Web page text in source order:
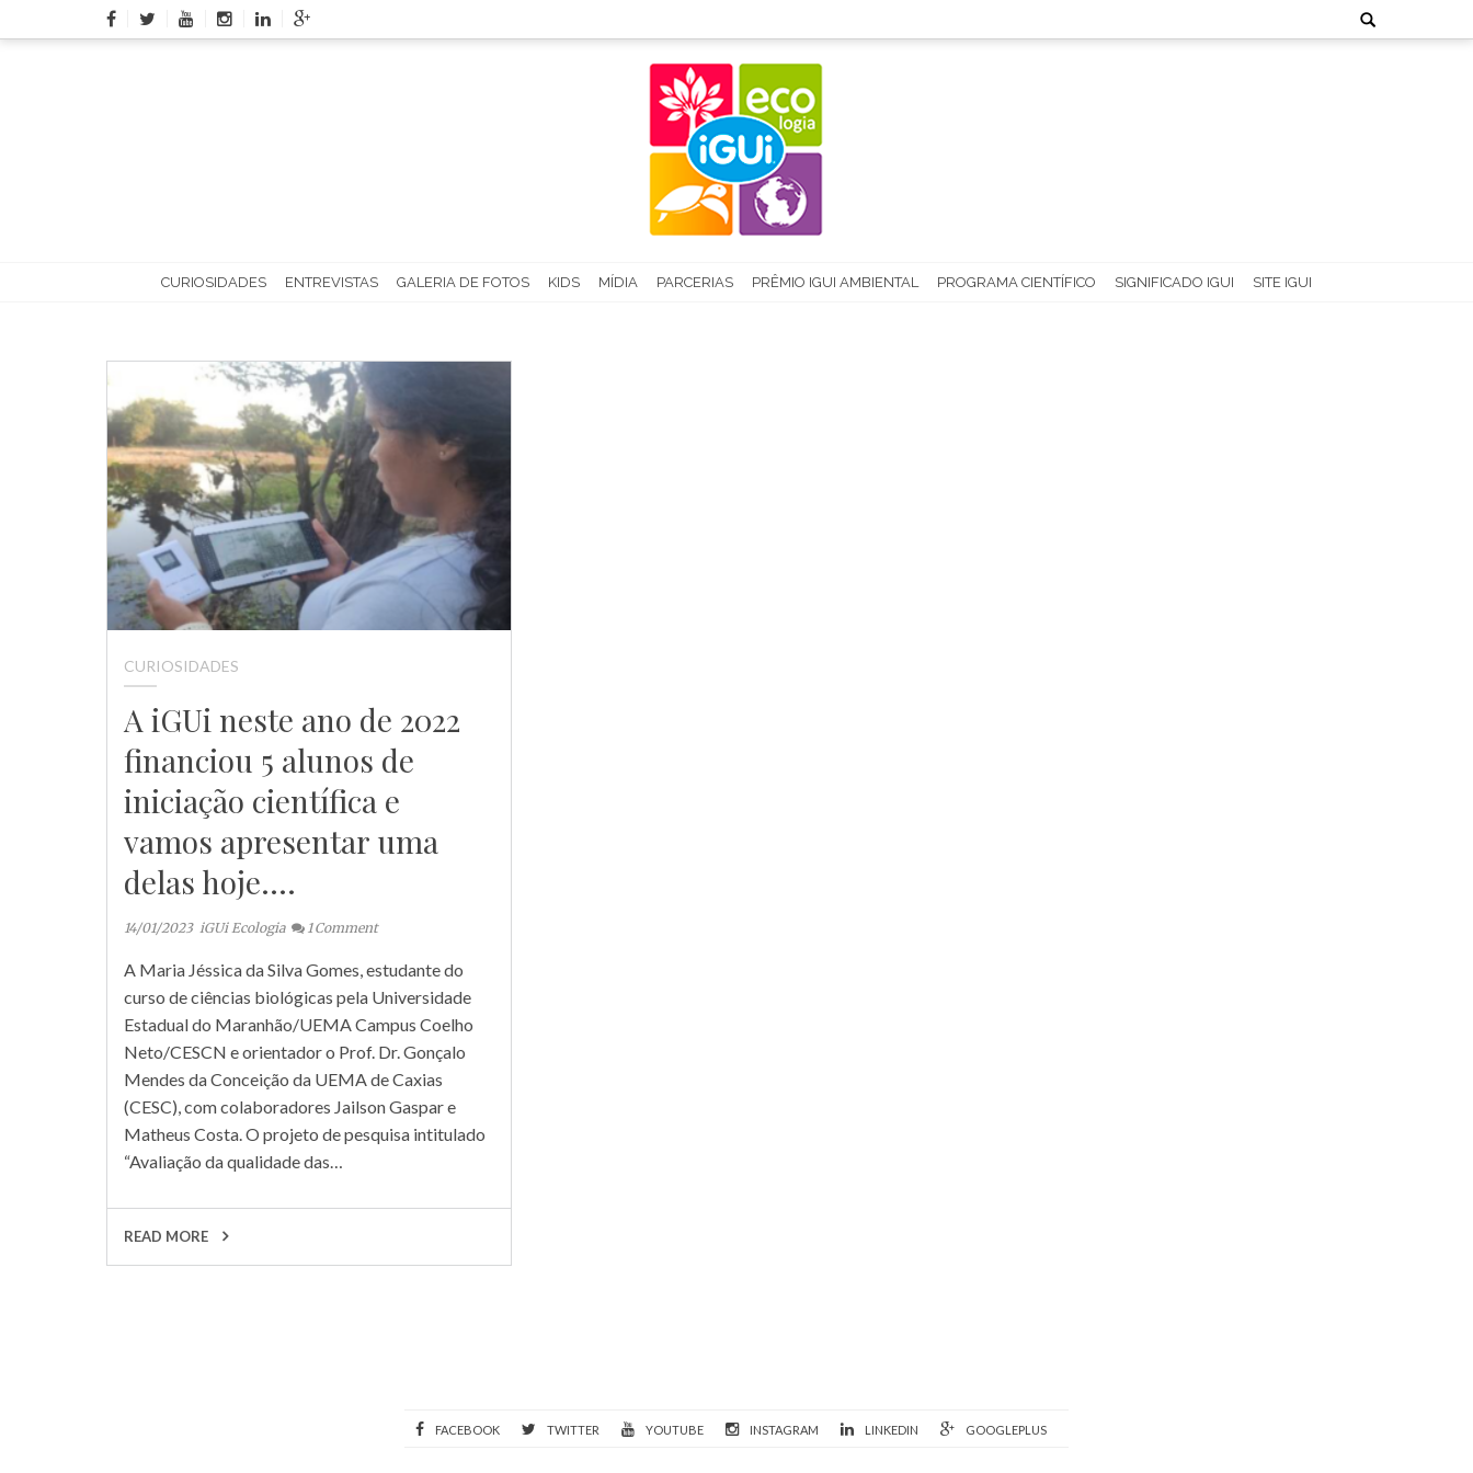
to
Search
for:
CURIOSIDADES ENTREVISTAS GALERIA DE FOTOS KIDS MÍDIA PARCERIAS PRÊMIO IGUI AMBIENTAL PROGRAMA CIENTÍFICO SIGNIFICADO IGUI SITE IGUI
CURIOSIDADES
A iGUi neste ano de 2022
financiou 5 alunos de
iniciação científica e
vamos apresentar uma
delas hoje….
14/01/2023 iGUi Ecologia 1 Comment
A Maria Jéssica da Silva Gomes, estudante do
curso de ciências biológicas pela Universidade
Estadual do Maranhão/UEMA Campus Coelho
Neto/CESCN e orientador o Prof. Dr. Gonçalo
Mendes da Conceição da UEMA de Caxias
(CESC), com colaboradores Jailson Gaspar e
Matheus Costa. O projeto de pesquisa intitulado
“Avaliação da qualidade das…
READ MORE
FACEBOOK TWITTER YOUTUBE INSTAGRAM LINKEDIN GOOGLEPLUS